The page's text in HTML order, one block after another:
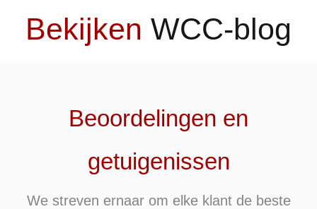
Bekijken WCC-blog
Beoordelingen en
getuigenissen
We streven ernaar om elke klant de beste